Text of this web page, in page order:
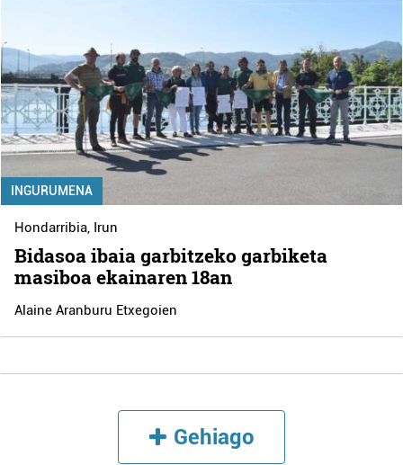
INGURUMENA
Hondarribia Irun
Bidasoa ibaia garbitzeko garbiketa
masiboa ekainaren 18an
Alaine Aranburu Etxegoien
Gehiago